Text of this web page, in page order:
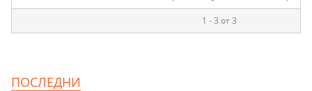
1 - 3 от 3
ПОСЛЕДНИ